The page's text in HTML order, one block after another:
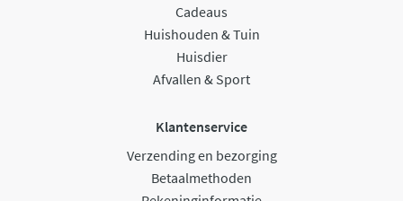
Cadeaus
Huishouden & Tuin
Huisdier
Afvallen & Sport
Klantenservice
Verzending en bezorging
Betaalmethoden